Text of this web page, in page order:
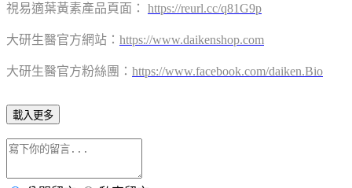
視易適葉黃素產品頁面： https://reurl.cc/q81G9p
大研生醫官方網站： https://www.daikenshop.com
大研生醫官方粉絲團： https://www.facebook.com/daiken.Bio
載入更多